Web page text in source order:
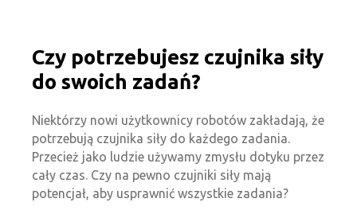
Czy potrzebujesz czujnika siły
do swoich zadań?
Niektórzy nowi użytkownicy robotów zakładają, że
potrzebują czujnika siły do każdego zadania.
Przecież jako ludzie używamy zmysłu dotyku przez
cały czas. Czy na pewno czujniki siły mają
potencjał, aby usprawnić wszystkie zadania?